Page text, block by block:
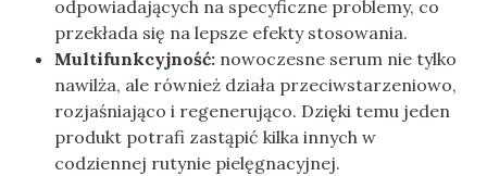
odpowiadających na specyficzne problemy, co
przekłada się na lepsze efekty stosowania.
Multifunkcyjność:nowoczesne serum nie tylko
nawilża, ale również działa przeciwstarzeniowo,
rozjaśniająco i regenerująco. Dzięki temu jeden
produkt potrafi zastąpić kilka innych w
codziennej rutynie pielęgnacyjnej.